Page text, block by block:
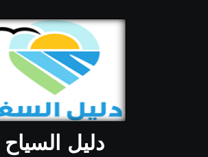
دليل السياح